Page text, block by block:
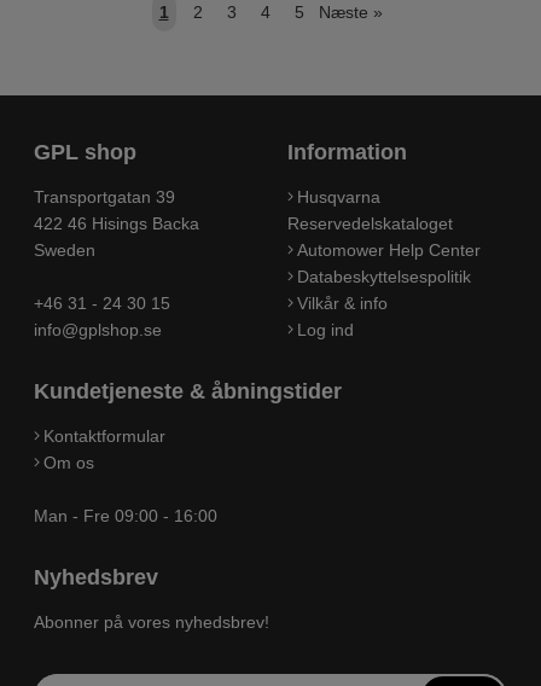
1 2 3 4 5 Næste »
GPL shop
Transportgatan 39
422 46 Hisings Backa
Sweden
+46 31 - 24 30 15
info@gplshop.se
Information
Husqvarna
Reservedelskataloget
Automower Help Center
Databeskyttelsespolitik
Vilkår & info
Log ind
Kundetjeneste & åbningstider
Kontaktformular
Om os
Man - Fre 09:00 - 16:00
Nyhedsbrev
Abonner på vores nyhedsbrev!